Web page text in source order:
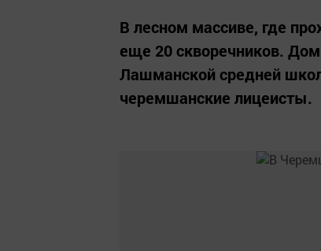
В лесном массиве, где
еще 20 скворечников.
Лашманской средней
черемшанские лицеисты.